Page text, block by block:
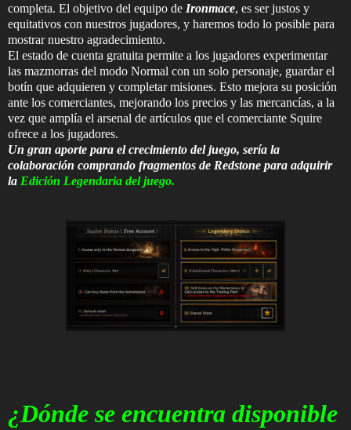
completa. El objetivo del equipo de Ironmace, es ser justos y
equitativos con nuestros jugadores, y haremos todo lo posible para
mostrar nuestro agradecimiento.
El estado de cuenta gratuita permite a los jugadores experimentar
las mazmorras del modo Normal con un solo personaje, guardar el
botín que adquieren y completar misiones. Esto mejora su posición
ante los comerciantes, mejorando los precios y las mercancías, a la
vez que amplía el arsenal de artículos que el comerciante Squire
ofrece a los jugadores.
Un gran aporte para el crecimiento del juego, sería la
colaboración comprando fragmentos de Redstone para adquirir
la Edición Legendaria del juego.
¿Dónde se encuentra disponible